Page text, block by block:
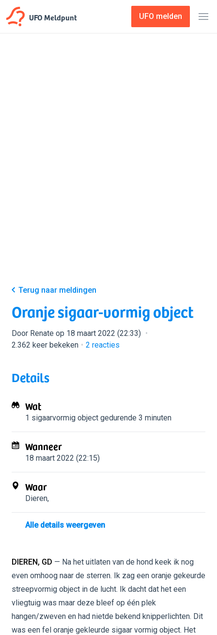
UFO Meldpunt UFO melden
Terug naar meldingen
Oranje sigaar-vormig object
Door Renate op 18 maart 2022 (22:33)
2.362 keer bekeken
2 reacties
Details
Wat
1 sigaarvormig object gedurende 3 minuten
Wanneer
18 maart 2022 (22:15)
Waar
Dieren,
Alle details weergeven
DIEREN, GD — Na het uitlaten van de hond keek ik nog
even omhoog naar de sterren. Ik zag een oranje gekeurde
streepvormig object in de lucht. Ik dacht dat het een
vliegtuig was maar deze bleef op één plek
hangen/zweven en had nietde bekend knipperlichten. Dit
was een fel oranje gekleurde sigaar vormig object. Het